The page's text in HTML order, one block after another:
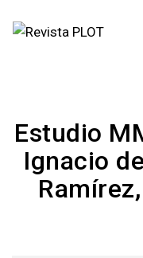
Estudio
Ignacio